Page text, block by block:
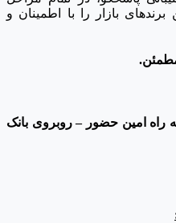
بازار را با اطمینان و
مطمئن.
راه امین حضور – روبروی بانک